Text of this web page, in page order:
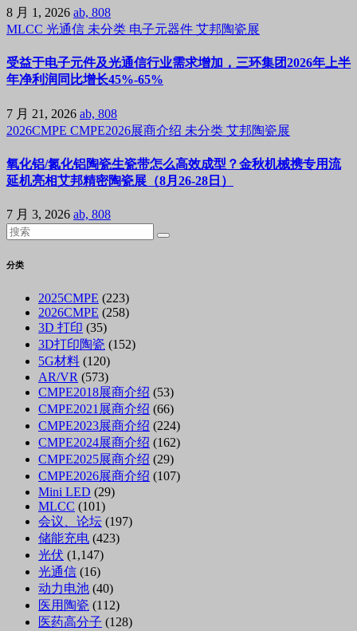
8 月 1, 2026 ab, 808
MLCC 光通信 未分类 电子元器件 艾邦陶瓷展
受益于电子元件及光通信行业需求增加，三环集团2026年上半
年净利润同比增长45%-65%
7 月 21, 2026 ab, 808
2026CMPE CMPE2026展商介绍 未分类 艾邦陶瓷展
氧化铝/氮化铝陶瓷生瓷带怎么高效成型？金秋机械携专用流
延机亮相艾邦精密陶瓷展（8月26-28日）
7 月 3, 2026 ab, 808
分类
2025CMPE (223)
2026CMPE (258)
3D 打印 (35)
3D打印陶瓷 (152)
5G材料 (120)
AR/VR (573)
CMPE2018展商介绍 (53)
CMPE2021展商介绍 (66)
CMPE2023展商介绍 (224)
CMPE2024展商介绍 (162)
CMPE2025展商介绍 (29)
CMPE2026展商介绍 (107)
Mini LED (29)
MLCC (101)
会议、论坛 (197)
储能充电 (423)
光伏 (1,147)
光通信 (16)
动力电池 (40)
医用陶瓷 (112)
医药高分子 (128)